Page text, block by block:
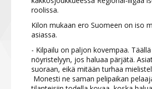
roolissa.
Kilon mukaan ero Suomeen on iso
asiassa.
- Kilpailu on paljon kovempaa.
nöyristelyyn, jos haluaa pärjätä.
suoraan, eikä mitään turhaa
Monesti ne saman pelipaikan